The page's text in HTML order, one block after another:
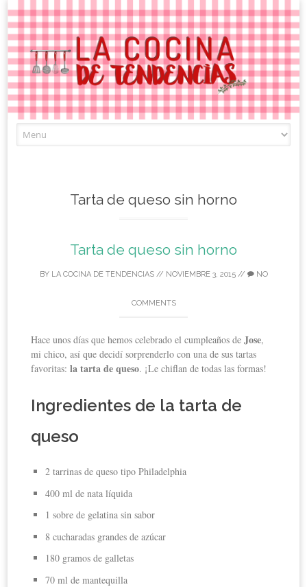
to
Tarta de queso sin horno
Tarta de queso sin horno
BY LA COCINA DE TENDENCIAS// NOVIEMBRE 3, 2015// NO
COMMENTS
Hace unos días que hemos celebrado el cumpleaños deJose,
mi chico, así que decidí sorprenderlo con una de sus tartas
favoritas:la tarta de queso. ¡Le chiflan de todas las formas!
Ingredientes de la tarta de
queso
2 tarrinas de queso tipo Philadelphia
400 ml de nata líquida
1 sobre de gelatina sin sabor
8 cucharadas grandes de azúcar
180 gramos de galletas
70 ml de mantequilla